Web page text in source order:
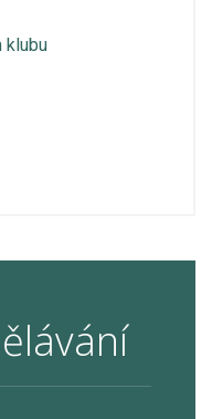
klubu